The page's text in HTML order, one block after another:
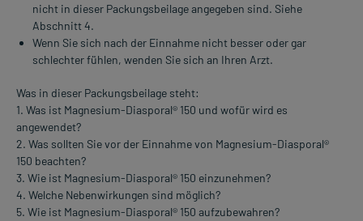
nicht in dieser Packungsbeilage angegeben sind. Siehe
Abschnitt 4.
Wenn Sie sich nach der Einnahme nicht besser oder gar
schlechter fühlen, wenden Sie sich an Ihren Arzt.
Was in dieser Packungsbeilage steht:
1. Was ist Magnesium-Diasporal® 150 und wofür wird es
angewendet?
2. Was sollten Sie vor der Einnahme von Magnesium-Diasporal®
150 beachten?
3. Wie ist Magnesium-Diasporal® 150 einzunehmen?
4. Welche Nebenwirkungen sind möglich?
5. Wie ist Magnesium-Diasporal® 150 aufzubewahren?